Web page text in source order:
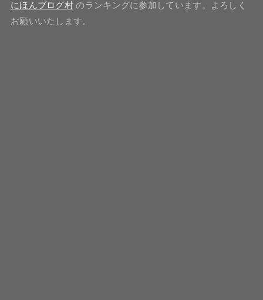
にほんブログ村 のランキングに参加しています。よろしく
お願いいたします。